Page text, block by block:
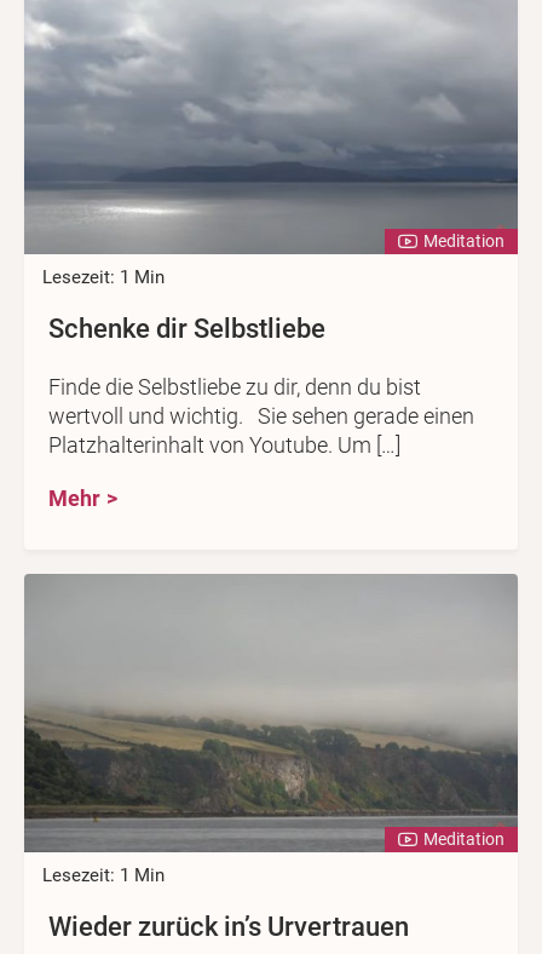
Meditation
Lesezeit: 1 Min
Schenke dir Selbstliebe
Finde die Selbstliebe zu dir, denn du bist
wertvoll und wichtig. Sie sehen gerade einen
Platzhalterinhalt von Youtube. Um […]
Mehr
Meditation
Lesezeit: 1 Min
Wieder zurück in’s Urvertrauen